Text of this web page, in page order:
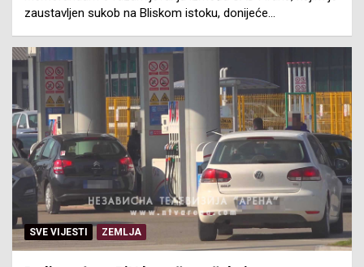
zaustavljen sukob na Bliskom istoku, donijeće…
SVE VIJESTI ZEMLJA